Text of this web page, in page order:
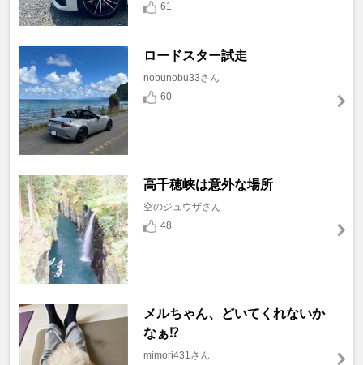
61
ロードスター試走
nobunobu33さん
60
高千穂峡は意外な場所
空のジュウザさん
48
メルちゃん、どいてくれないか
なぁ⁉️
mimori431さん